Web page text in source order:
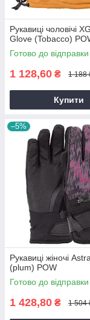
Рукавиці чоловічі
Glove (Tobacco)
Готово до відправки
1 128,60 ₴ 1 188
Купити
–5%
Рукавиці жіночі
(plum) POW
Готово до відправки
1 428,80 ₴ 1 504